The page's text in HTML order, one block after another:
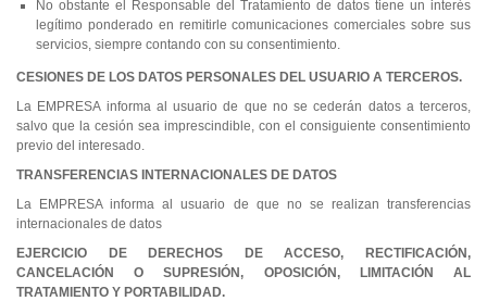
No obstante el Responsable del Tratamiento de datos tiene un interés
legítimo ponderado en remitirle comunicaciones comerciales sobre sus
servicios, siempre contando con su consentimiento.
CESIONES DE LOS DATOS PERSONALES DEL USUARIO A TERCEROS.
La EMPRESA informa al usuario de que no se cederán datos a terceros,
salvo que la cesión sea imprescindible, con el consiguiente consentimiento
previo del interesado.
TRANSFERENCIAS INTERNACIONALES DE DATOS
La EMPRESA informa al usuario de que no se realizan transferencias
internacionales de datos
EJERCICIO DE DERECHOS DE ACCESO, RECTIFICACIÓN,
CANCELACIÓN O SUPRESIÓN, OPOSICIÓN, LIMITACIÓN AL
TRATAMIENTO Y PORTABILIDAD.